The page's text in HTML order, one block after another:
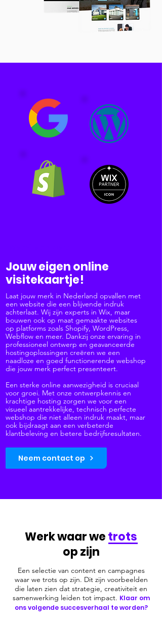
Jouw eigen online
visitekaartje!
Laat jouw merk in Nederland opvallen met
een website die een blijvende indruk
achterlaat. Wij zijn experts in Wix, maar
bouwen ook op maat gemaakte websites
op platforms zoals Shopify, WordPress,
Webflow en meer. Dankzij onze ervaring in
professioneel ontwerp en geavanceerde
hostingoplossingen creëren we een
naadloze en goed functionerende webshop
die jouw merk perfect presenteert.
Een sterke online aanwezigheid is cruciaal
voor groei. Met onze ontwerpkennis en
krachtige hosting zorgen we voor een
visueel aantrekkelijke, technisch perfecte
webshop die niet alleen indruk maakt, maar
ook bijdraagt aan een verbeterde
klantbeleving en betere bedrijfsresultaten.
Neem contact op
Werk waar wetrots
op zijn
Een selectie van content en campagnes
waar we trots op zijn. Dit zijn voorbeelden
die laten zien dat strategie, creativiteit en
samenwerking leiden tot impact. Klaar om
ons volgende succesverhaal te worden?